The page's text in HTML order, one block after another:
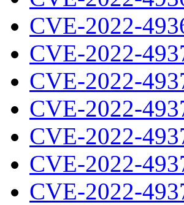
CVE-2022-
CVE-2022-
CVE-2022-
CVE-2022-
CVE-2022-
CVE-2022-
CVE-2022-